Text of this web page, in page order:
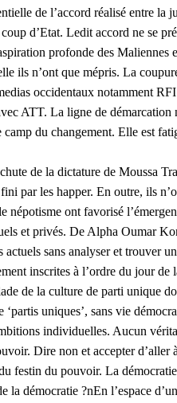
de l’accord réalisé entre
d’Etat. Ledit accord ne se
profonde des Maliennes
n’ont que mépris. La
occidentaux notamment
ATT. La ligne de démarcation
du changement. Elle est
de la dictature de Moussa
par les happer. En outre, ils
ont favorisé
et privés. De Alpha Oumar
sans analyser et trouver
inscrites à l’ordre du jour
de la culture de parti unique
uniques’, sans vie
individuelles. Aucun
Dire non et accepter d’aller
festin du pouvoir. La
démocratie ?nEn l’espace